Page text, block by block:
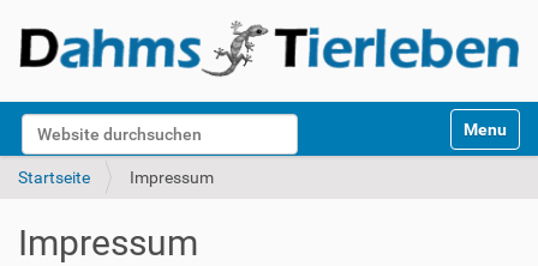
Website durchsuchen
k
Toggle
Startseite Impressum
Impressum